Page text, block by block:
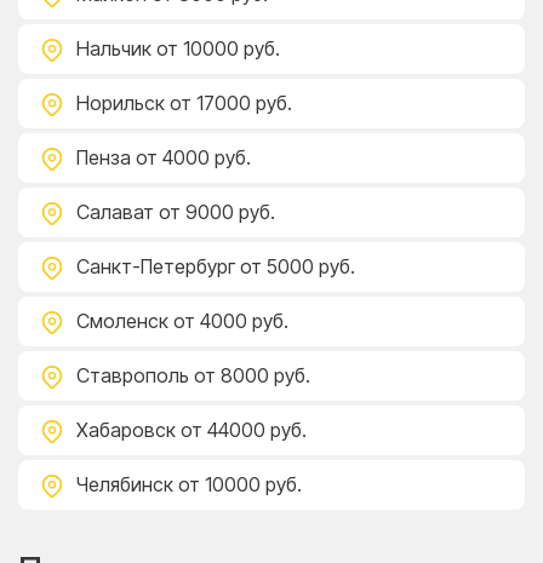
Нальчик от 10000 руб.
Норильск от 17000 руб.
Пенза от 4000 руб.
Салават от 9000 руб.
Санкт-Петербург от 5000 руб.
Смоленск от 4000 руб.
Ставрополь от 8000 руб.
Хабаровск от 44000 руб.
Челябинск от 10000 руб.